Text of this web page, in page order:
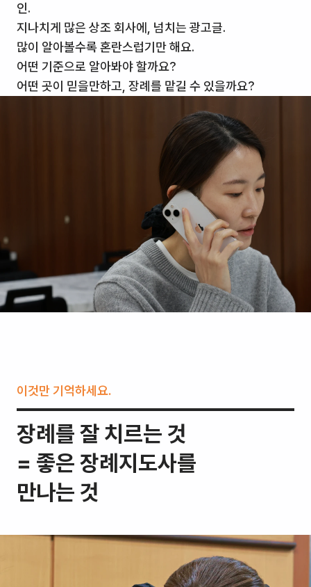
인.
지나치게 많은 상조 회사에, 넘치는 광고글.
많이 알아볼수록 혼란스럽기만 해요.
어떤 기준으로 알아봐야 할까요?
어떤 곳이 믿을만하고, 장례를 맡길 수 있을까요?
이것만 기억하세요.
장례를 잘 치르는 것
= 좋은 장례지도사를
만나는 것